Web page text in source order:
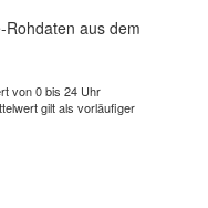
Rohdaten aus dem
von 0 bis 24 Uhr
gilt als vorläufiger